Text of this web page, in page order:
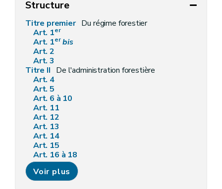
Structure
Titre premier Du régime forestier
Art. 1er
Art. 1er bis
Art. 2
Art. 3
Titre II De l'administration forestière
Art. 4
Art. 5
Art. 6 à 10
Art. 11
Art. 12
Art. 13
Art. 14
Art. 15
Art. 16 à 18
Art. 19
Art. 20
Art. 21
Voir plus